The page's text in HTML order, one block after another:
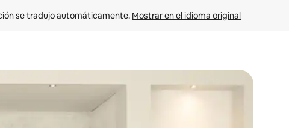
se tradujo automáticamente. Mostrar en el idioma original